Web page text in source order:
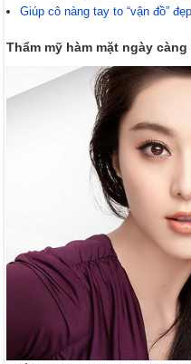
Giúp cô nàng tay to “vận đồ”
Thẩm mỹ hàm mặt ngày